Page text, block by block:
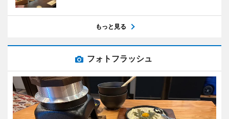
もっと見る
フォトフラッシュ